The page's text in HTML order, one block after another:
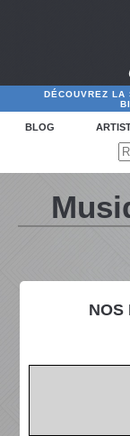
DÉCOUVREZ LA
BLOG
NOS